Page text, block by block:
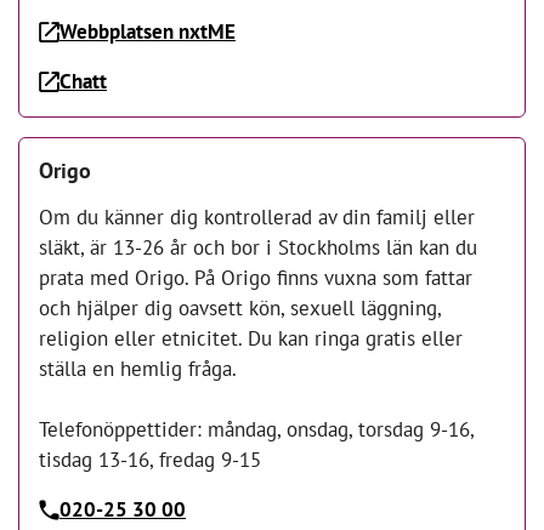
Webbplatsen nxtME
Chatt
Origo
Om du känner dig kontrollerad av din familj eller
släkt, är 13-26 år och bor i Stockholms län kan du
prata med Origo. På Origo finns vuxna som fattar
och hjälper dig oavsett kön, sexuell läggning,
religion eller etnicitet. Du kan ringa gratis eller
ställa en hemlig fråga.
Telefonöppettider: måndag, onsdag, torsdag 9-16,
tisdag 13-16, fredag 9-15
020-25 30 00